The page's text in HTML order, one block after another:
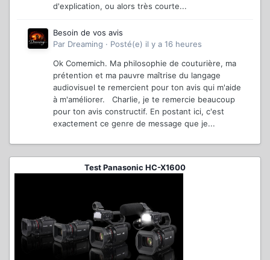
d'explication, ou alors très courte...
Besoin de vos avis
Par Dreaming · Posté(e) il y a 16 heures
Ok Comemich. Ma philosophie de couturière, ma
prétention et ma pauvre maîtrise du langage
audiovisuel te remercient pour ton avis qui m'aide
à m'améliorer. Charlie, je te remercie beaucoup
pour ton avis constructif. En postant ici, c'est
exactement ce genre de message que je...
Test Panasonic HC-X1600